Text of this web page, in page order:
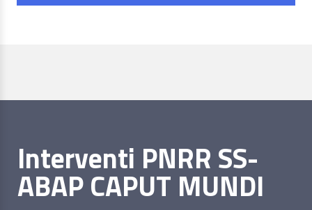
Interventi PNRR SS-
ABAP CAPUT MUNDI